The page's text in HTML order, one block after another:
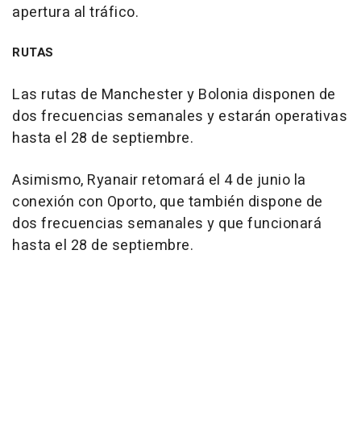
apertura al tráfico.
RUTAS
Las rutas de Manchester y Bolonia disponen de
dos frecuencias semanales y estarán operativas
hasta el 28 de septiembre.
Asimismo, Ryanair retomará el 4 de junio la
conexión con Oporto, que también dispone de
dos frecuencias semanales y que funcionará
hasta el 28 de septiembre.